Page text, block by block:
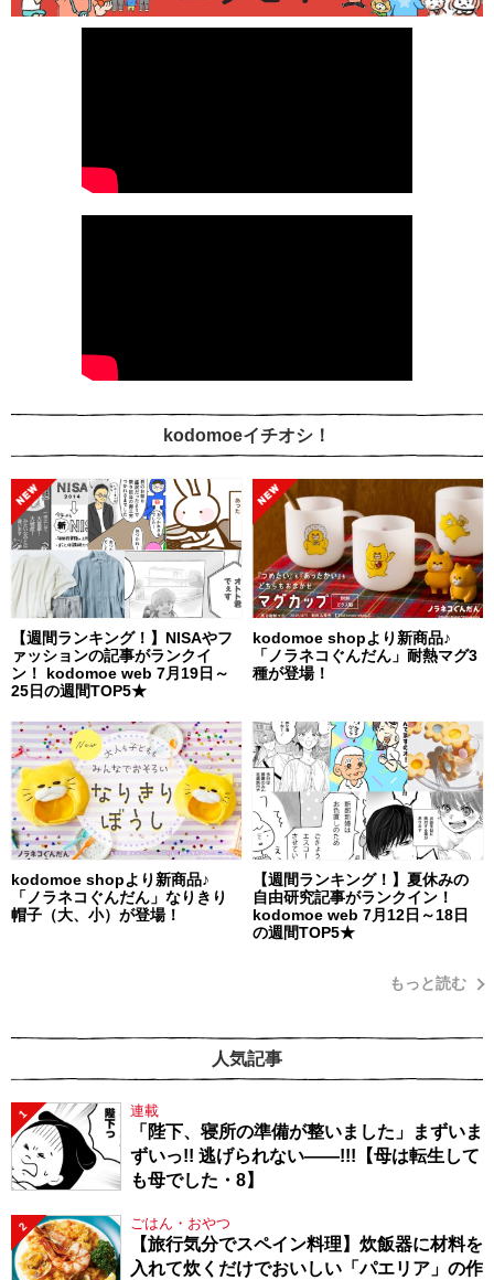
kodomoeイチオシ！
【週間ランキング！】NISAやフ
ァッションの記事がランクイ
ン！ kodomoe web 7月19日～
25日の週間TOP5★
kodomoe shopより新商品♪
「ノラネコぐんだん」耐熱マグ3
種が登場！
kodomoe shopより新商品♪
「ノラネコぐんだん」なりきり
帽子（大、小）が登場！
【週間ランキング！】夏休みの
自由研究記事がランクイン！
kodomoe web 7月12日～18日
の週間TOP5★
もっと読む
人気記事
1 連載
「陛下、寝所の準備が整いました」まずいま
ずいっ!! 逃げられない――!!!【母は転生して
も母でした・8】
2 ごはん・おやつ
【旅行気分でスペイン料理】炊飯器に材料を
入れて炊くだけでおいしい「パエリア」の作